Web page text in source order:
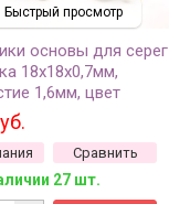
Быстрый просмотр
основы для серег
18х18х0,7мм,
1,6мм, цвет
сплав металлов, 21-
Сравнить
27 шт.